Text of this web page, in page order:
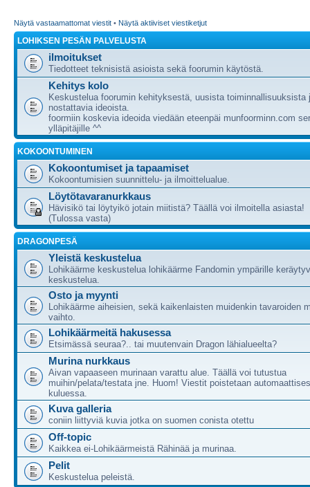
Näytä vastaamattomat viestit • Näytä aktiiviset viestiketjut
LOHIKSEN PESÄN PALVELUSTA
ilmoitukset
Tiedotteet teknisistä asioista sekä foorumin käytöstä.
Kehitys kolo
Keskustelua foorumin kehityksestä, uusista toiminnallisuuksista
nostattavia ideoista.
foormiin koskevia ideoida viedään eteenpäi munfoorminn.com
ylläpitäjille ^^
KOKOONTUMINEN
Kokoontumiset ja tapaamiset
Kokoontumisien suunnittelu- ja ilmoittelualue.
Löytötavaranurkkaus
Hävisikö tai löytyikö jotain miitistä? Täällä voi ilmoitella asiasta!
(Tulossa vasta)
DRAGONPESÄ
Yleistä keskustelua
Lohikäärme keskustelua lohikäärme Fandomin ympärille
keskustelua.
Osto ja myynti
Lohikäärme aiheisien, sekä kaikenlaisten muidenkin tavaroiden
vaihto.
Lohikäärmeitä hakusessa
Etsimässä seuraa?.. tai muutenvain Dragon lähialueelta?
Murina nurkkaus
Aivan vapaaseen murinaan varattu alue. Täällä voi tutustua
muihin/pelata/testata jne. Huom! Viestit poistetaan
kuluessa.
Kuva galleria
coniin liittyviä kuvia jotka on suomen conista otettu
Off-topic
Kaikkea ei-Lohikäärmeistä Rähinää ja murinaa.
Pelit
Keskustelua peleistä.